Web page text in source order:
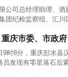
司总经理助理、
团纪检监察组、汇
庆市委、市政府
8分，重庆彭水县汉
员发现有零星落石后